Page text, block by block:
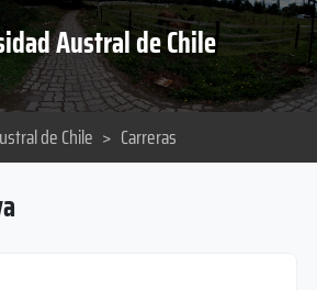
Austral de Chile
de Chile > Carreras